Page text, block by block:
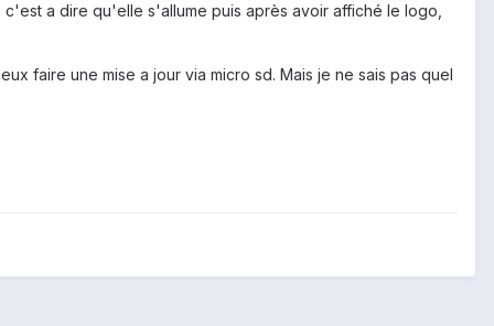
a dire qu'elle s'allume puis après avoir affiché le logo,
faire une mise a jour via micro sd. Mais je ne sais pas quel